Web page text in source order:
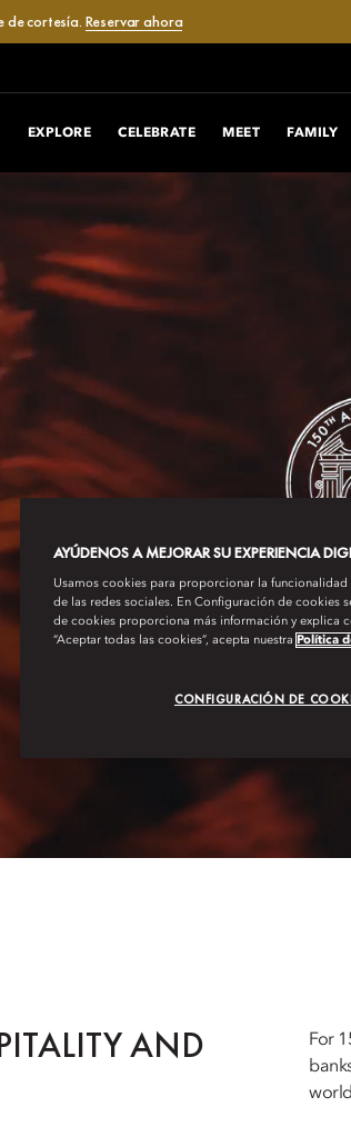
de cortesía. Reservar ahora
EXPLORE CELEBRATE MEET FAMILY
AND
For
AYÚDENOS A MEJORAR SU EXPERIENCIA
Usamos cookies para proporcionar la
de las redes sociales. En Configuración de cookies
de cookies proporciona más información y explica
“Aceptar todas las cookies”, acepta nuestra Política
CONFIGURACIÓN DE